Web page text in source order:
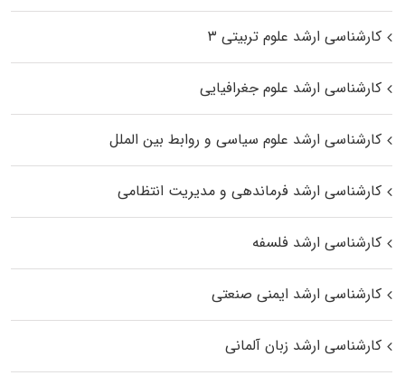
کارشناسی ارشد علوم تربیتی ۳
کارشناسی ارشد علوم جغرافیایی
کارشناسی ارشد علوم سیاسی و روابط بین الملل
کارشناسی ارشد فرماندهی و مدیریت انتظامی
کارشناسی ارشد فلسفه
کارشناسی ارشد ایمنی صنعتی
کارشناسی ارشد زبان آلمانی